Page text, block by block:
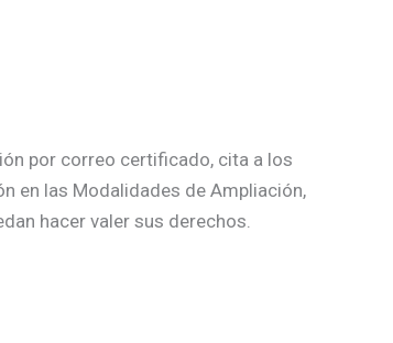
por correo certificado, cita a los
en las Modalidades de Ampliación,
hacer valer sus derechos.